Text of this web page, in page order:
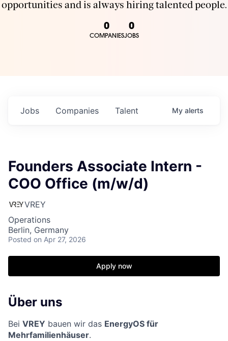
opportunities and is always hiring talented people.
0
COMPANIES
0
JOBS
Jobs Companies Talent My alerts
Founders Associate Intern -
COO Office (m/w/d)
VREY
Operations
Berlin, Germany
Posted on Apr 27, 2026
Apply now
Über uns
Bei VREY bauen wir das EnergyOS für
Mehrfamilienhäuser.